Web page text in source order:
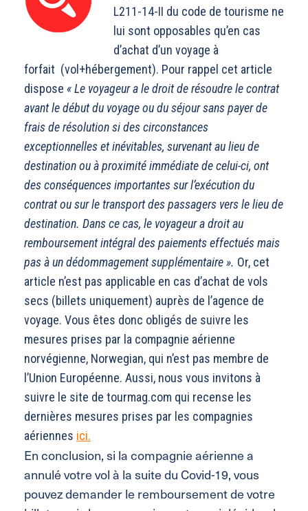
L211-14-II du code de tourisme ne
lui sont opposables qu’en cas
d’achat d’un voyage à
forfait (vol+hébergement). Pour rappel cet article
dispose « Le voyageur a le droit de résoudre le contrat
avant le début du voyage ou du séjour sans payer de
frais de résolution si des circonstances
exceptionnelles et inévitables, survenant au lieu de
destination ou à proximité immédiate de celui-ci, ont
des conséquences importantes sur l’exécution du
contrat ou sur le transport des passagers vers le lieu de
destination. Dans ce cas, le voyageur a droit au
remboursement intégral des paiements effectués mais
pas à un dédommagement supplémentaire ». Or, cet
article n’est pas applicable en cas d’achat de vols
secs (billets uniquement) auprès de l’agence de
voyage. Vous êtes donc obligés de suivre les
mesures prises par la compagnie aérienne
norvégienne, Norwegian, qui n’est pas membre de
l’Union Européenne. Aussi, nous vous invitons à
suivre le site de tourmag.com qui recense les
dernières mesures prises par les compagnies
aériennes ici.
En conclusion, si la compagnie aérienne a
annulé votre vol à la suite du Covid-19, vous
pouvez demander le remboursement de votre